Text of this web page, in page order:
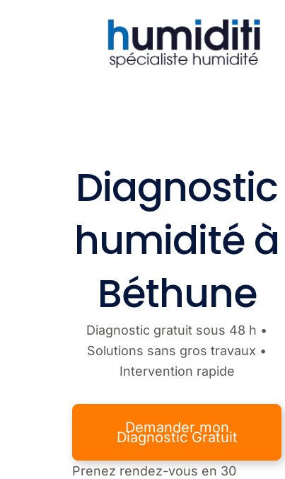
Diagnostic
humidité à
Béthune
Diagnostic gratuit sous 48 h •
Solutions sans gros travaux •
Intervention rapide
Demander mon
Diagnostic Gratuit
Prenez rendez-vous en 30